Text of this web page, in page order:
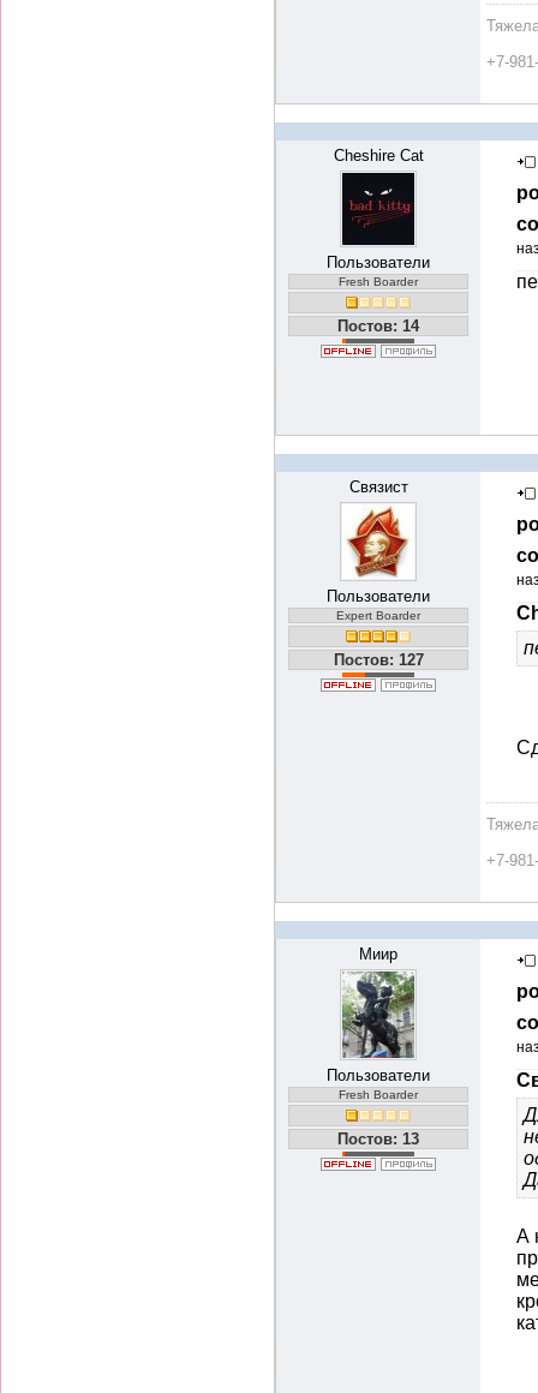
+7-
Cheshire Cat
Пользователи
Fresh Boarder
Постов: 14
Связист
Пользователи
Expert Boarder
Постов: 127
+7-
Миир
Пользователи
Fresh Boarder
Постов: 13
А